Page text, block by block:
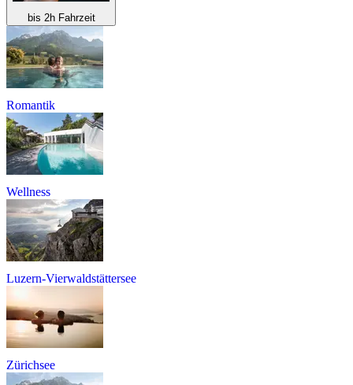
bis 2h Fahrzeit
Romantik
Wellness
Luzern-Vierwaldstättersee
Zürichsee